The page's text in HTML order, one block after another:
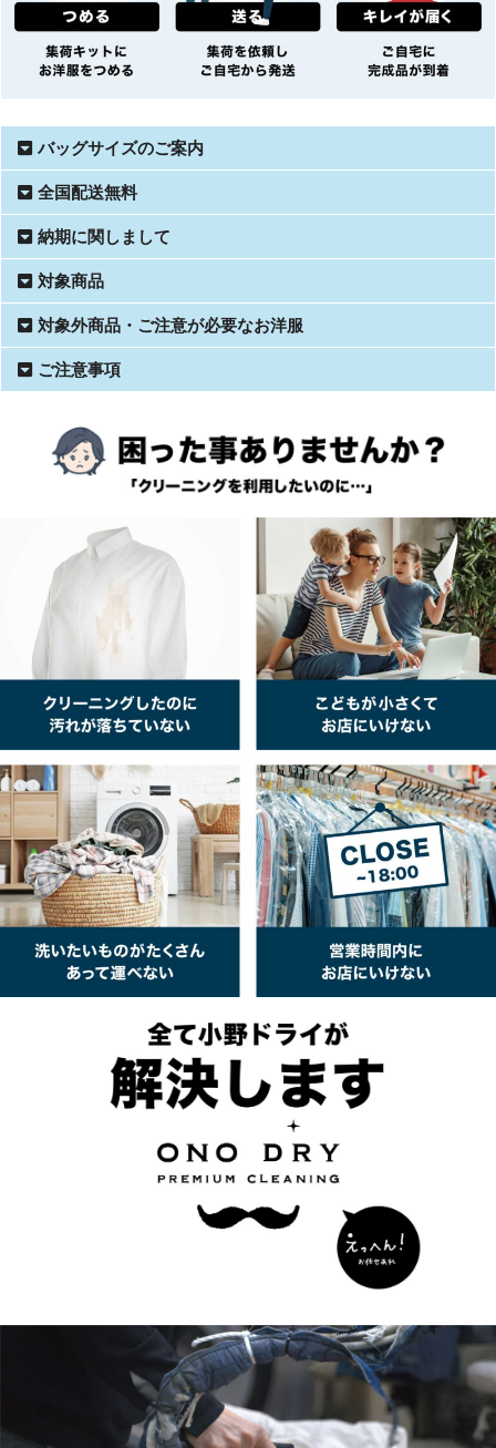
バッグサイズのご案内
全国配送無料
納期に関しまして
対象商品
対象外商品・ご注意が必要なお洋服
ご注意事項